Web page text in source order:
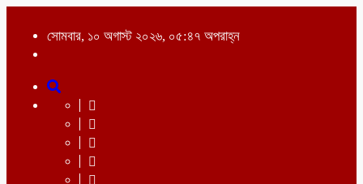
সোমবার, ১০ অগাস্ট ২০২৬, ০৫:৪৭ অপরাহ্ন